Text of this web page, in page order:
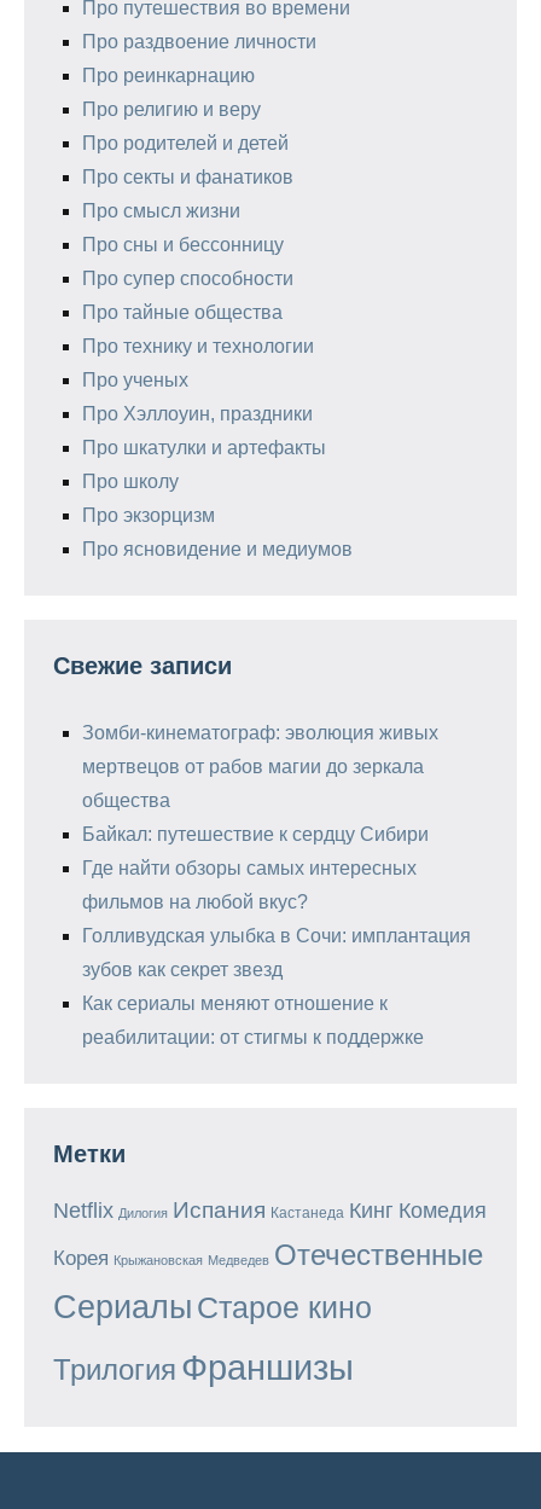
Про путешествия во времени
Про раздвоение личности
Про реинкарнацию
Про религию и веру
Про родителей и детей
Про секты и фанатиков
Про смысл жизни
Про сны и бессонницу
Про супер способности
Про тайные общества
Про технику и технологии
Про ученых
Про Хэллоуин, праздники
Про шкатулки и артефакты
Про школу
Про экзорцизм
Про ясновидение и медиумов
Свежие записи
Зомби-кинематограф: эволюция живых
мертвецов от рабов магии до зеркала
общества
Байкал: путешествие к сердцу Сибири
Где найти обзоры самых интересных
фильмов на любой вкус?
Голливудская улыбка в Сочи: имплантация
зубов как секрет звезд
Как сериалы меняют отношение к
реабилитации: от стигмы к поддержке
Метки
Netflix Дилогия Испания Кастанеда Кинг Комедия
Корея Крыжановская Медведев Отечественные
Сериалы Старое кино
Трилогия Франшизы